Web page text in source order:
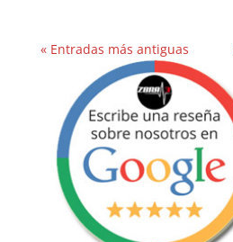
« Entradas más antiguas